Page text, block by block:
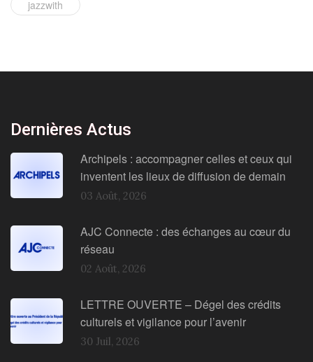
jazzwith
Dernières Actus
Archipels : accompagner celles et ceux qui
inventent les lieux de diffusion de demain
03 Août, 2026
AJC Connecte : des échanges au cœur du
réseau
02 Août, 2026
LETTRE OUVERTE – Dégel des crédits
culturels et vigilance pour l’avenir
30 Juil, 2026